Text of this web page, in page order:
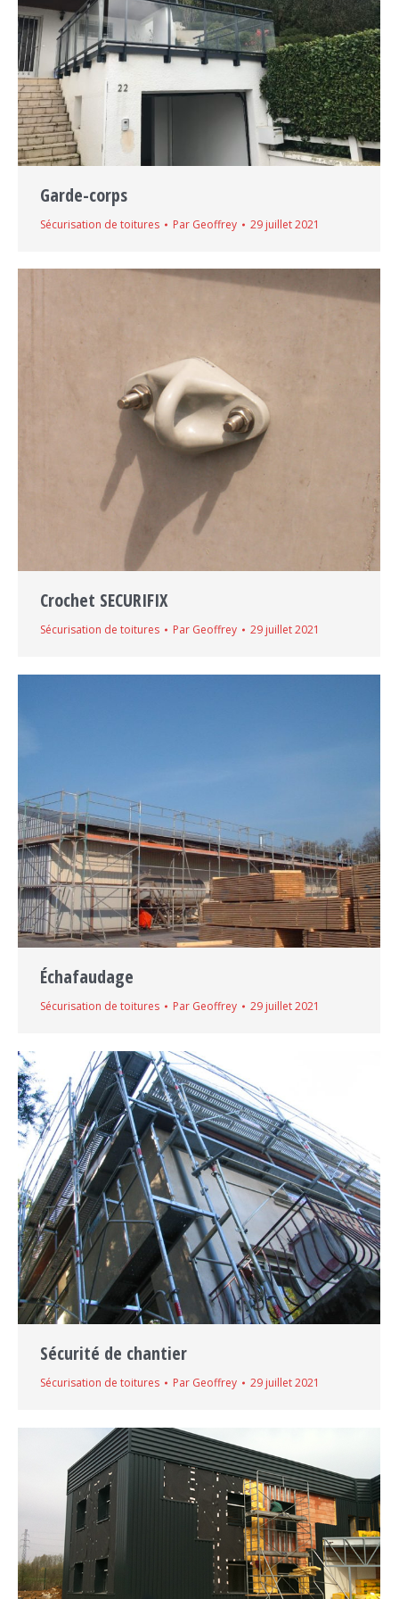
Garde-corps
Sécurisation de toitures Par Geoffrey 29 juillet 2021
Crochet SECURIFIX
Sécurisation de toitures Par Geoffrey 29 juillet 2021
Échafaudage
Sécurisation de toitures Par Geoffrey 29 juillet 2021
Sécurité de chantier
Sécurisation de toitures Par Geoffrey 29 juillet 2021